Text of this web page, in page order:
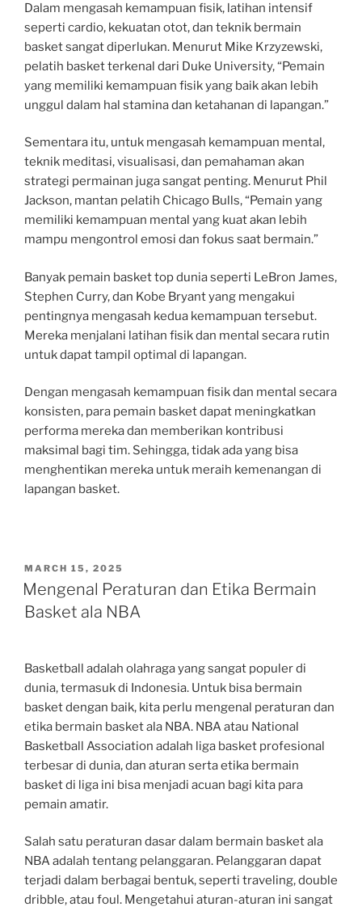
Dalam mengasah kemampuan fisik, latihan intensif
seperti cardio, kekuatan otot, dan teknik bermain
basket sangat diperlukan. Menurut Mike Krzyzewski,
pelatih basket terkenal dari Duke University, “Pemain
yang memiliki kemampuan fisik yang baik akan lebih
unggul dalam hal stamina dan ketahanan di lapangan.”
Sementara itu, untuk mengasah kemampuan mental,
teknik meditasi, visualisasi, dan pemahaman akan
strategi permainan juga sangat penting. Menurut Phil
Jackson, mantan pelatih Chicago Bulls, “Pemain yang
memiliki kemampuan mental yang kuat akan lebih
mampu mengontrol emosi dan fokus saat bermain.”
Banyak pemain basket top dunia seperti LeBron James,
Stephen Curry, dan Kobe Bryant yang mengakui
pentingnya mengasah kedua kemampuan tersebut.
Mereka menjalani latihan fisik dan mental secara rutin
untuk dapat tampil optimal di lapangan.
Dengan mengasah kemampuan fisik dan mental secara
konsisten, para pemain basket dapat meningkatkan
performa mereka dan memberikan kontribusi
maksimal bagi tim. Sehingga, tidak ada yang bisa
menghentikan mereka untuk meraih kemenangan di
lapangan basket.
POSTED
ON
MARCH 15, 2025
Mengenal Peraturan dan Etika Bermain
Basket ala NBA
Basketball adalah olahraga yang sangat populer di
dunia, termasuk di Indonesia. Untuk bisa bermain
basket dengan baik, kita perlu mengenal peraturan dan
etika bermain basket ala NBA. NBA atau National
Basketball Association adalah liga basket profesional
terbesar di dunia, dan aturan serta etika bermain
basket di liga ini bisa menjadi acuan bagi kita para
pemain amatir.
Salah satu peraturan dasar dalam bermain basket ala
NBA adalah tentang pelanggaran. Pelanggaran dapat
terjadi dalam berbagai bentuk, seperti traveling, double
dribble, atau foul. Mengetahui aturan-aturan ini sangat